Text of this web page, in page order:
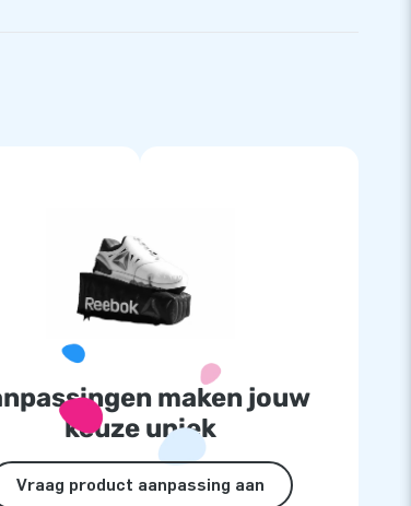
maken jouw
keuze uniek
Vraag product aanpassing aan